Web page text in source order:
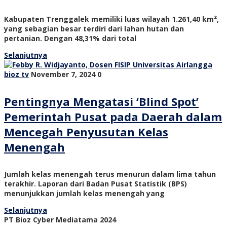
Kabupaten Trenggalek memiliki luas wilayah 1.261,40 km²,
yang sebagian besar terdiri dari lahan hutan dan
pertanian. Dengan 48,31% dari total
Selanjutnya
bioz tv November 7, 2024 0
Pentingnya Mengatasi ‘Blind Spot’
Pemerintah Pusat pada Daerah dalam
Mencegah Penyusutan Kelas
Menengah
Jumlah kelas menengah terus menurun dalam lima tahun
terakhir. Laporan dari Badan Pusat Statistik (BPS)
menunjukkan jumlah kelas menengah yang
Selanjutnya
PT Bioz Cyber Mediatama 2024